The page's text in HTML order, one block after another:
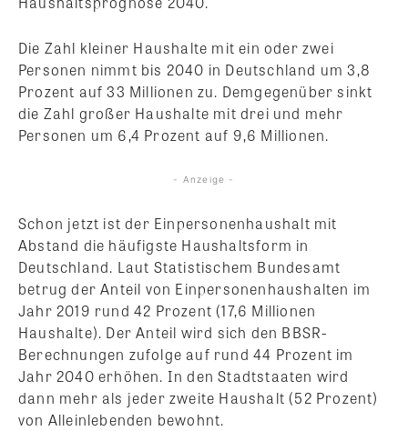
Die Zahl kleiner Haushalte mit ein oder zwei
Personen nimmt bis 2040 in Deutschland um 3,8
Prozent auf 33 Millionen zu. Demgegenüber sinkt
die Zahl großer Haushalte mit drei und mehr
Personen um 6,4 Prozent auf 9,6 Millionen.
- Anzeige -
Schon jetzt ist der Einpersonenhaushalt mit
Abstand die häufigste Haushaltsform in
Deutschland. Laut Statistischem Bundesamt
betrug der Anteil von Einpersonenhaushalten im
Jahr 2019 rund 42 Prozent (17,6 Millionen
Haushalte). Der Anteil wird sich den BBSR-
Berechnungen zufolge auf rund 44 Prozent im
Jahr 2040 erhöhen. In den Stadtstaaten wird
dann mehr als jeder zweite Haushalt (52 Prozent)
von Alleinlebenden bewohnt.